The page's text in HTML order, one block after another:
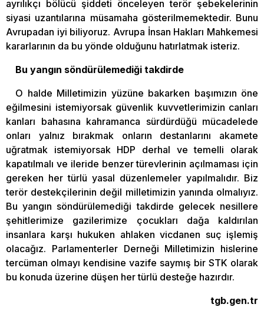
ayrılıkçı bölücü şiddeti önceleyen terör şebekelerinin
siyasi uzantılarına müsamaha gösterilmemektedir. Bunu
Avrupadan iyi biliyoruz. Avrupa İnsan Hakları Mahkemesi
kararlarının da bu yönde olduğunu hatırlatmak isteriz.
Bu yangın söndürülemediği takdirde
O halde Milletimizin yüzüne bakarken başımızın öne
eğilmesini istemiyorsak güvenlik kuvvetlerimizin canları
kanları bahasına kahramanca sürdürdüğü mücadelede
onları yalnız bırakmak onların destanlarını akamete
uğratmak istemiyorsak HDP derhal ve temelli olarak
kapatılmalı ve ileride benzer türevlerinin açılmaması için
gereken her türlü yasal düzenlemeler yapılmalıdır. Biz
terör destekçilerinin değil milletimizin yanında olmalıyız.
Bu yangın söndürülemediği takdirde gelecek nesillere
şehitlerimize gazilerimize çocukları dağa kaldırılan
insanlara karşı hukuken ahlaken vicdanen suç işlemiş
olacağız. Parlamenterler Derneği Milletimizin hislerine
tercüman olmayı kendisine vazife saymış bir STK olarak
bu konuda üzerine düşen her türlü desteğe hazırdır.
tgb.gen.tr